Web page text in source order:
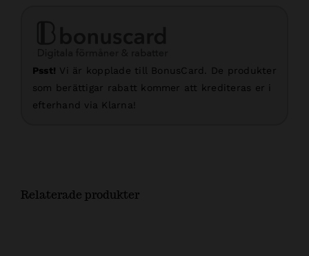
Psst! Vi är kopplade till BonusCard. De produkter
som berättigar rabatt kommer att krediteras er i
efterhand via Klarna!
Relaterade produkter